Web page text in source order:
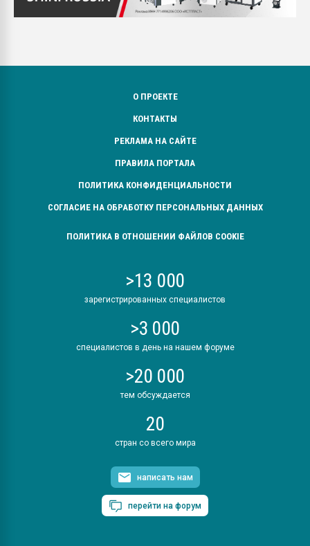
О ПРОЕКТЕ
КОНТАКТЫ
РЕКЛАМА НА САЙТЕ
ПРАВИЛА ПОРТАЛА
ПОЛИТИКА КОНФИДЕНЦИАЛЬНОСТИ
СОГЛАСИЕ НА ОБРАБОТКУ ПЕРСОНАЛЬНЫХ ДАННЫХ
ПОЛИТИКА В ОТНОШЕНИИ ФАЙЛОВ COOKIE
>13 000
зарегистрированных специалистов
>3 000
специалистов в день на нашем форуме
>20 000
тем обсуждается
20
стран со всего мира
написать нам
перейти на форум